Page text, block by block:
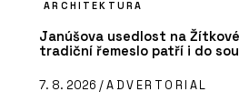
ARCHITEKTURA
Janúšova usedlost na
tradiční řemeslo patří i do
7. 8. 2026 /ADVERTORIAL